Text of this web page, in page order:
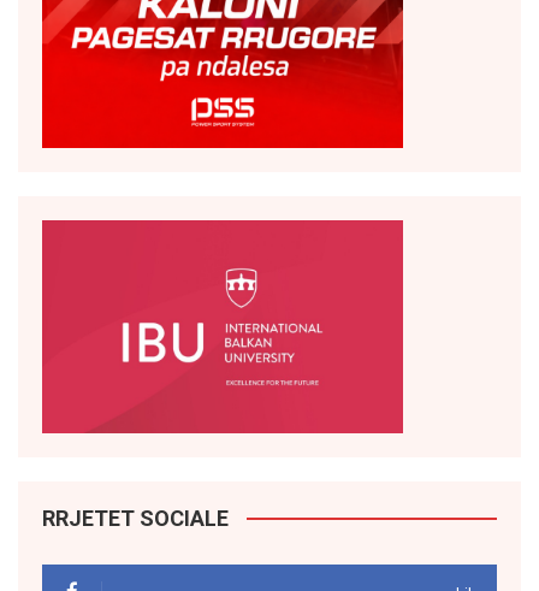
RRJETET SOCIALE